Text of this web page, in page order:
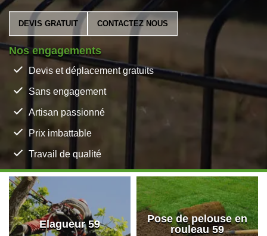
DEVIS GRATUIT CONTACTEZ NOUS
Nos engagements
Devis et déplacement gratuits
Sans engagement
Artisan passionné
Prix imbattable
Travail de qualité
Elagueur 59
Pose de pelouse en
rouleau 59